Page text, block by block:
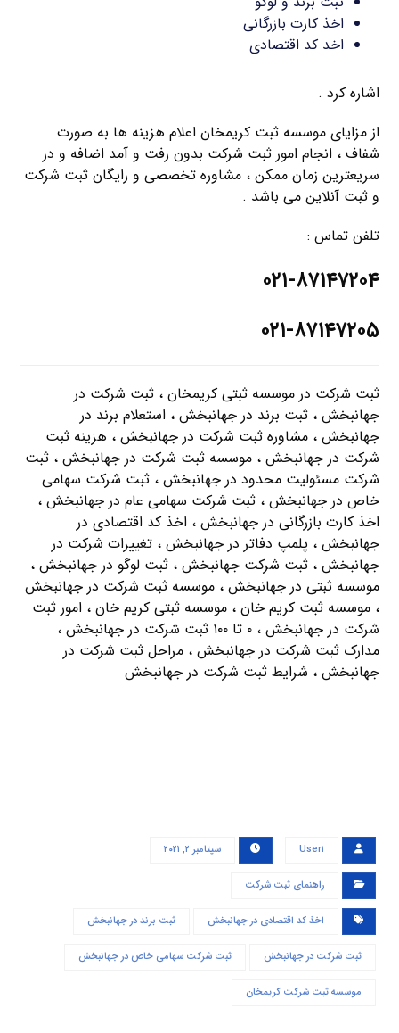
اخذ کارت بازرگانی
اخد کد اقتصادی
اشاره کرد .
از مزایای موسسه ثبت کریمخان اعلام هزینه ها به صورت
شفاف ، انجام امور ثبت شرکت بدون رفت و آمد اضافه و در
سریعترین زمان ممکن ، مشاوره تخصصی و رایگان ثبت شرکت
و ثبت آنلاین می باشد .
تلفن تماس :
۰۲۱-۸۷۱۴۷۲۰۴
۰۲۱-۸۷۱۴۷۲۰۵
ثبت شرکت در موسسه ثبتی کریمخان ، ثبت شرکت در
جهانبخش ، ثبت برند در جهانبخش ، استعلام برند در
جهانبخش ، مشاوره ثبت شرکت در جهانبخش ، هزینه ثبت
شرکت در جهانبخش ، موسسه ثبت شرکت در جهانبخش ، ثبت
شرکت مسئولیت محدود در جهانبخش ، ثبت شرکت سهامی
خاص در جهانبخش ، ثبت شرکت سهامی عام در جهانبخش ،
اخذ کارت بازرگانی در جهانبخش ، اخذ کد اقتصادی در
جهانبخش ، پلمپ دفاتر در جهانبخش ، تغییرات شرکت در
جهانبخش ، ثبت شرکت جهانبخش ، ثبت لوگو در جهانبخش ،
موسسه ثبتی در جهانبخش ، موسسه ثبت شرکت در جهانبخش
، موسسه ثبت کریم خان ، موسسه ثبتی کریم خان ، امور ثبت
شرکت در جهانبخش ، ۰ تا ۱۰۰ ثبت شرکت در جهانبخش ،
مدارک ثبت شرکت در جهانبخش ، مراحل ثبت شرکت در
جهانبخش ، شرایط ثبت شرکت در جهانبخش
User۱ سپتامبر ۲, ۲۰۲۱
راهنمای ثبت شرکت
اخذ کد اقتصادی در جهانبخش ثبت برند در جهانبخش
ثبت شرکت در جهانبخش ثبت شرکت سهامی خاص در جهانبخش
موسسه ثبت شرکت کریمخان